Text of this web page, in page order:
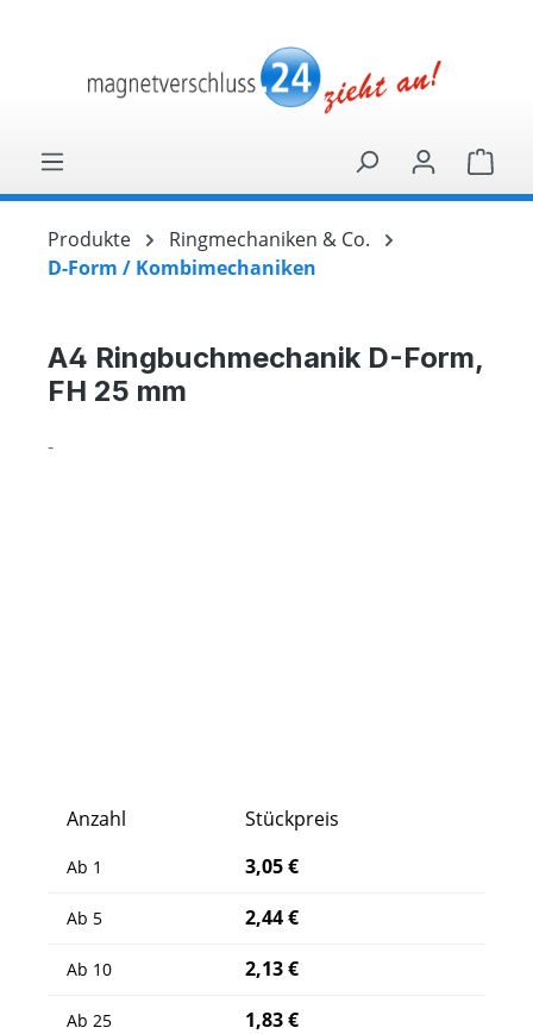
Produkte
Ringmechaniken & Co.
D-Form / Kombimechaniken
A4 Ringbuchmechanik D-Form,
FH 25 mm
-
Anzahl Stückpreis
Ab 1 3,05 €
Ab 5 2,44 €
Ab 10 2,13 €
Ab 25 1,83 €